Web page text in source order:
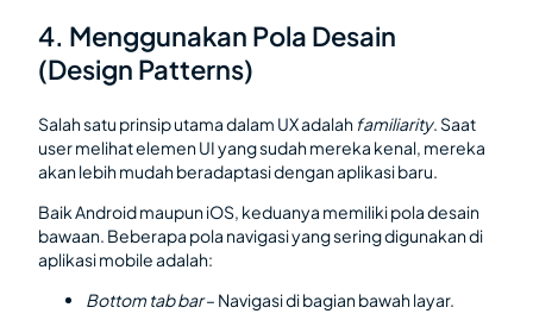
4. Menggunakan Pola Desain
(Design Patterns)
Salah satu prinsip utama dalam UX adalah familiarity. Saat
user melihat elemen UI yang sudah mereka kenal, mereka
akan lebih mudah beradaptasi dengan aplikasi baru.
Baik Android maupun iOS, keduanya memiliki pola desain
bawaan. Beberapa pola navigasi yang sering digunakan di
aplikasi mobile adalah:
Bottom tab bar– Navigasi di bagian bawah layar.